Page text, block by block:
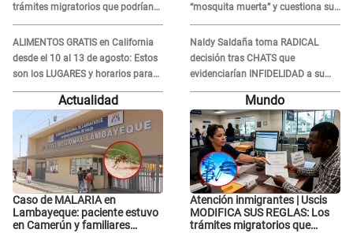
trámites migratorios que podrían
necesitar tu prueba de ADN
ALIMENTOS GRATIS en California
desde el 10 al 13 de agosto: Estos
son los LUGARES y horarios para
recibir la ayuda
“mosquita muerta” y cuestiona su
RECONCILIACIÓN con Marcelo
Tinelli en TV argentina
Naldy Saldaña toma RADICAL
decisión tras CHATS que
evidenciarían INFIDELIDAD a su
novio con animador de 'La Bella
Luz': "Un día..."
Actualidad
Caso de MALARIA en
Lambayeque: paciente estuvo
en Camerún y familiares
Mundo
Atención inmigrantes | Uscis
MODIFICA SUS REGLAS: Los
trámites migratorios que